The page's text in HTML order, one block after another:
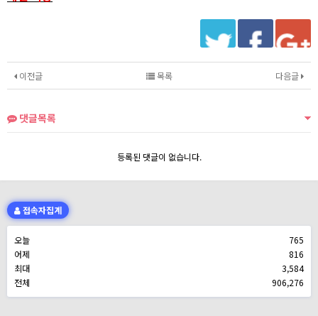
이전글 다음글
목록
댓글목록
등록된 댓글이 없습니다.
접속자집계
오늘
765
어제
816
최대
3,584
전체
906,276